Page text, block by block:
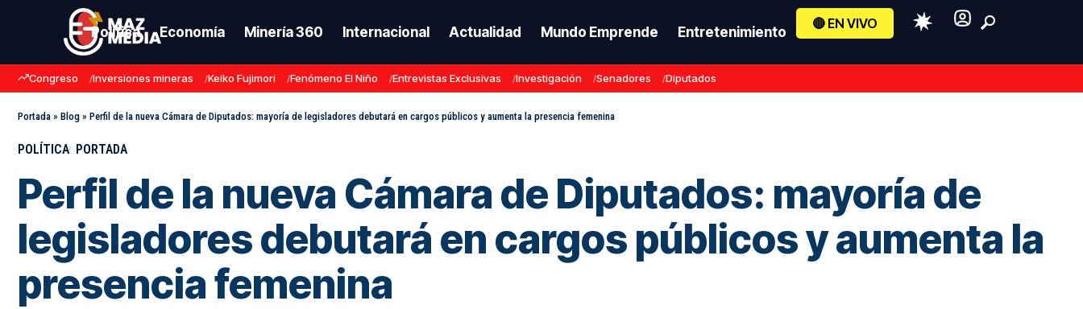
Política Economía Minería 360 Internacional Actualidad Mundo Emprende Entretenimiento
🔴 EN VIVO
Congreso Inversiones mineras Keiko Fujimori Fenómeno El Niño Entrevistas Exclusivas Investigación Senadores Diputados
Portada » Blog » Perfil de la nueva Cámara de Diputados: mayoría de legisladores debutará en cargos públicos y aumenta la presencia femenina
POLÍTICA PORTADA
Perfil de la nueva Cámara de Diputados: mayoría de
legisladores debutará en cargos públicos y aumenta la
presencia femenina